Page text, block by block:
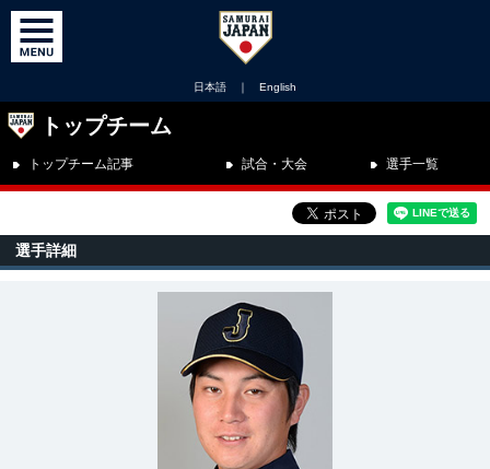
日本語 ｜ English
トップチーム
トップチーム記事 試合・大会 選手一覧
選手詳細